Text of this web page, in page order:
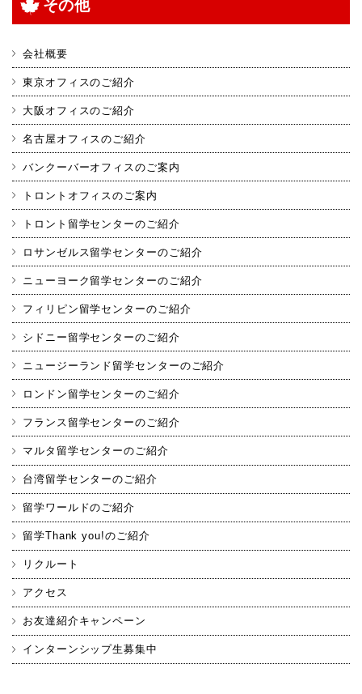
その他
会社概要
東京オフィスのご紹介
大阪オフィスのご紹介
名古屋オフィスのご紹介
バンクーバーオフィスのご案内
トロントオフィスのご案内
トロント留学センターのご紹介
ロサンゼルス留学センターのご紹介
ニューヨーク留学センターのご紹介
フィリピン留学センターのご紹介
シドニー留学センターのご紹介
ニュージーランド留学センターのご紹介
ロンドン留学センターのご紹介
フランス留学センターのご紹介
マルタ留学センターのご紹介
台湾留学センターのご紹介
留学ワールドのご紹介
留学Thank you!のご紹介
リクルート
アクセス
お友達紹介キャンペーン
インターンシップ生募集中